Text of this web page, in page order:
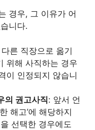
경우, 그 이유가 어
니다.
다른 직장으로 옮기
위해 사직하는 경우
이 인정되지 않습니
의 권고사직: 앞서 언
해고’에 해당하지
선택한 경우에도